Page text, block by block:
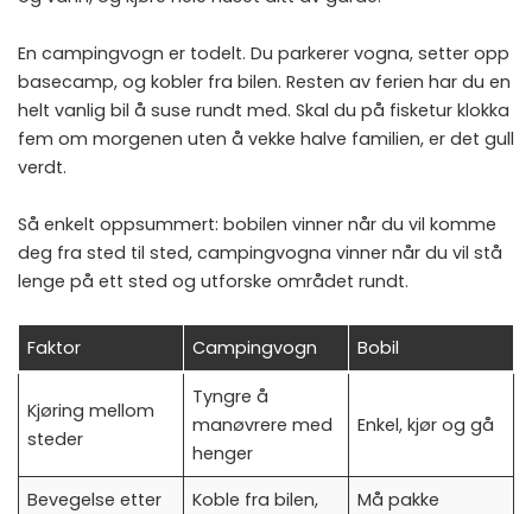
En campingvogn er todelt. Du parkerer vogna, setter opp
basecamp, og kobler fra bilen. Resten av ferien har du en
helt vanlig bil å suse rundt med. Skal du på fisketur klokka
fem om morgenen uten å vekke halve familien, er det gull
verdt.
Så enkelt oppsummert: bobilen vinner når du vil komme
deg fra sted til sted, campingvogna vinner når du vil stå
lenge på ett sted og utforske området rundt.
Faktor Campingvogn Bobil
Kjøring mellom
steder
Tyngre å
manøvrere med
henger
Enkel, kjør og gå
Bevegelse etter
Koble fra bilen,
Må pakke